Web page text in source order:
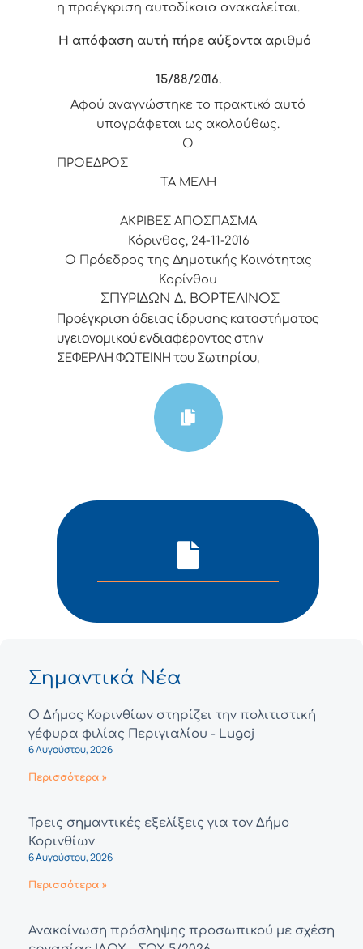
η προέγκριση αυτοδίκαια ανακαλείται.
Η απόφαση αυτή πήρε αύξοντα αριθμό
15/88/2016.
Αφού αναγνώστηκε το πρακτικό αυτό
υπογράφεται ως ακολούθως.
Ο
ΠΡΟΕΔΡΟΣ
ΤΑ ΜΕΛΗ
ΑΚΡΙΒΕΣ ΑΠΟΣΠΑΣΜΑ
Κόρινθος, 24-11-2016
Ο Πρόεδρος της Δημοτικής Κοινότητας
Κορίνθου
ΣΠΥΡΙΔΩΝ Δ. ΒΟΡΤΕΛΙΝΟΣ
Προέγκριση άδειας ίδρυσης καταστήματος
υγειονομικού ενδιαφέροντος στην
ΣΕΦΕΡΛΗ ΦΩΤΕΙΝΗ του Σωτηρίου,
Σημαντικά Νέα
Ο Δήμος Κορινθίων στηρίζει την πολιτιστική
γέφυρα φιλίας Περιγιαλίου - Lugoj
6 Αυγούστου, 2026
Περισσότερα »
Τρεις σημαντικές εξελίξεις για τον Δήμο
Κορινθίων
6 Αυγούστου, 2026
Περισσότερα »
Ανακοίνωση πρόσληψης προσωπικού με σχέση